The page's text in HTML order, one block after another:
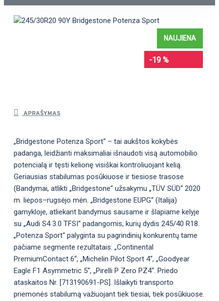
NAUJIENA
-19 %
APRAŠYMAS
„Bridgestone Potenza Sport“ – tai aukštos kokybės
padanga, leidžianti maksimaliai išnaudoti visą automobilio
potencialą ir tęsti kelionę visiškai kontroliuojant kelią.
Geriausias stabilumas posūkiuose ir tiesiose trasose
(Bandymai, atlikti „Bridgestone“ užsakymu „TÜV SÜD“ 2020
m. liepos–rugsėjo mėn. „Bridgestone EUPG“ (Italija)
gamykloje, atliekant bandymus sausame ir šlapiame kelyje
su „Audi S4 3.0 TFSI“ padangomis, kurių dydis 245/40 R18.
„Potenza Sport“ palyginta su pagrindinių konkurentų tame
pačiame segmente rezultatais: „Continental
PremiumContact 6“, „Michelin Pilot Sport 4“, „Goodyear
Eagle F1 Asymmetric 5“, „Pirelli P Zero PZ4“. Priedo
ataskaitos Nr. [713190691-PS]. Išlaikyti transporto
priemonės stabilumą važiuojant tiek tiesiai, tiek posūkiuose.